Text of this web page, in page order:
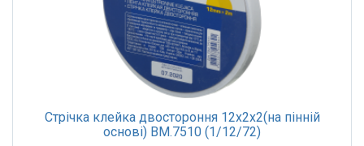
Стрічка клейка двостороння 12х2х2(на пінній
основі) BM.7510 (1/12/72)